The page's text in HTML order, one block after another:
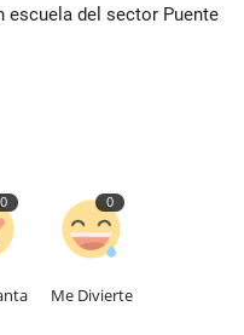
escuela del sector Puente
0 0
Me Divierte